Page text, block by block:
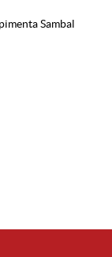
Sambal